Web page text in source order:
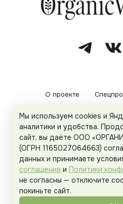
О проекте
Рекламодателям
Organicwoman.ru
Мы используем cookies и
аналитики и удобства.
сайт, вы даёте ООО
(ОГРН 1165027064663)
данных и принимаете
соглашения и Политики
не согласны — отключите
покиньте сайт.